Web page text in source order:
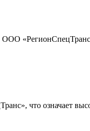
что означает